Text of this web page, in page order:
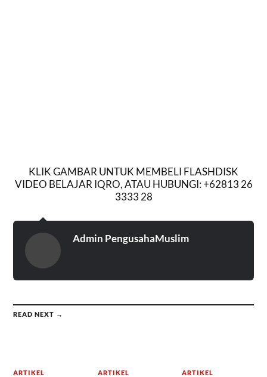
KLIK GAMBAR UNTUK MEMBELI FLASHDISK
VIDEO BELAJAR IQRO, ATAU HUBUNGI: +62813 26
3333 28
Admin PengusahaMuslim
READ NEXT →
ARTIKEL ARTIKEL ARTIKEL